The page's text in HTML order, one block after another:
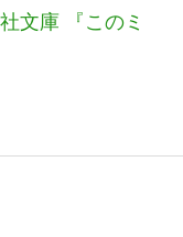
文庫 『このミ